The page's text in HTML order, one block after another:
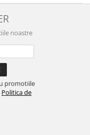
noastre
promotiile
Politica de